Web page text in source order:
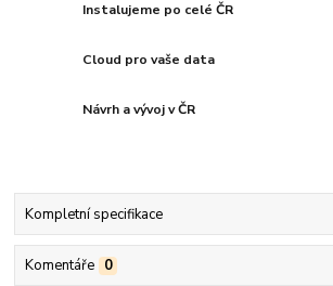
Instalujeme po celé ČR
Cloud pro vaše data
Návrh a vývoj v ČR
Kompletní specifikace
Komentáře 0